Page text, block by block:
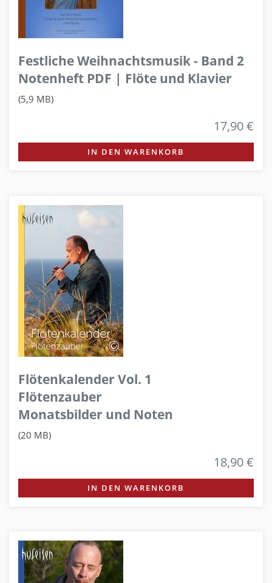
Festliche Weihnachtsmusik - Band 2
Notenheft PDF | Flöte und Klavier
(5,9 MB)
17,90 €
IN DEN WARENKORB
Flötenkalender Vol. 1
Flötenzauber
Monatsbilder und Noten
(20 MB)
18,90 €
IN DEN WARENKORB